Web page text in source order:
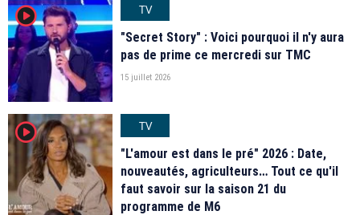
player2
TV
"Secret Story" : Voici pourquoi il n'y aura
pas de prime ce mercredi sur TMC
15 juillet 2026
player2
TV
"L'amour est dans le pré" 2026 : Date,
nouveautés, agriculteurs… Tout ce qu'il
faut savoir sur la saison 21 du
programme de M6